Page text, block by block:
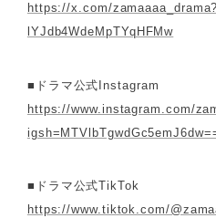
https://x.com/
lYJdb4WdeMpTYqHFMw
■ドラマ公式Instagram
https://www.instagram.com/
■ドラマ公式TikTok
https://www.tiktok.com/